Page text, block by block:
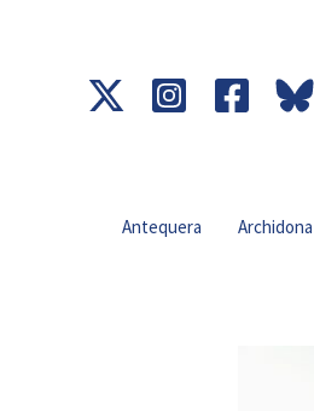
Antequera Archidona